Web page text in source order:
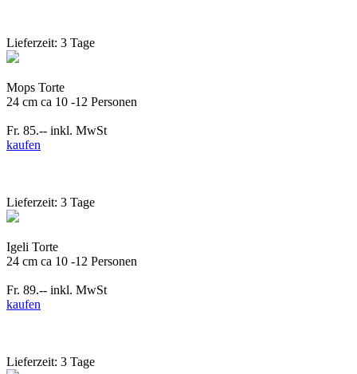
Lieferzeit: 3 Tage
Mops Torte
24 cm ca 10 -12 Personen
Fr. 85.-- inkl. MwSt
kaufen
Lieferzeit: 3 Tage
Igeli Torte
24 cm ca 10 -12 Personen
Fr. 89.-- inkl. MwSt
kaufen
Lieferzeit: 3 Tage